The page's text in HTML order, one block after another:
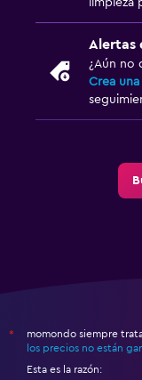
limpieza
Alertas
¿Aún no
Crea
*
momondo siempre
los precios no están
Esta es la razón: